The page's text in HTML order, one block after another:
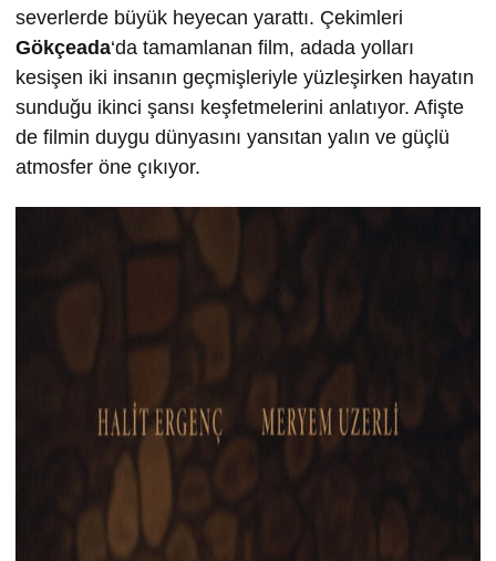
severlerde büyük heyecan yarattı. Çekimleri
Gökçeada‘da tamamlanan film, adada yolları
kesişen iki insanın geçmişleriyle yüzleşirken hayatın
sunduğu ikinci şansı keşfetmelerini anlatıyor. Afişte
de filmin duygu dünyasını yansıtan yalın ve güçlü
atmosfer öne çıkıyor.